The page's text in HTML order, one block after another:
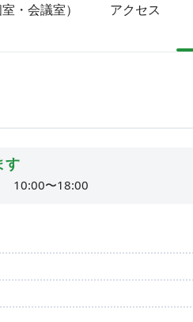
・会議室） アクセス
す
10:00〜18:00
10:00〜18:00
利用時間外